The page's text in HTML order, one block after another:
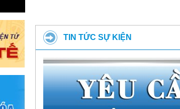
TIN TỨC SỰ KIỆN